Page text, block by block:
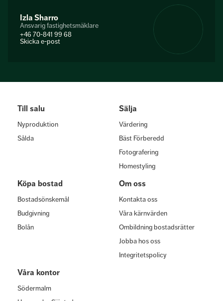
Izla Sharro
Ansvarig fastighetsmäklare
+46 70-841 99 68
Skicka e-post
Till salu
Nyproduktion
Sålda
Sälja
Värdering
Bäst Förberedd
Fotografering
Homestyling
Köpa bostad
Bostadsönskemål
Budgivning
Bolån
Om oss
Kontakta oss
Våra kärnvärden
Ombildning bostadsrätter
Jobba hos oss
Integritetspolicy
Våra kontor
Södermalm